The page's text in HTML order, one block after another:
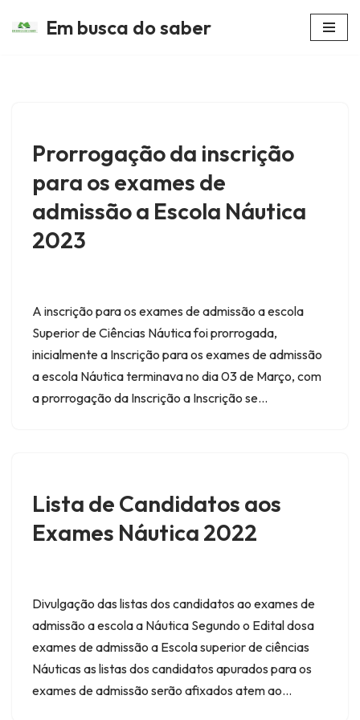
Em busca do saber
Prorrogação da inscrição
para os exames de
admissão a Escola Náutica
2023
A inscrição para os exames de admissão a escola
Superior de Ciências Náutica foi prorrogada,
inicialmente a Inscrição para os exames de admissão
a escola Náutica terminava no dia 03 de Março, com
a prorrogação da Inscrição a Inscrição se…
Lista de Candidatos aos
Exames Náutica 2022
Divulgação das listas dos candidatos ao exames de
admissão a escola a Náutica Segundo o Edital dosa
exames de admissão a Escola superior de ciências
Náuticas as listas dos candidatos apurados para os
exames de admissão serão afixados atem ao…